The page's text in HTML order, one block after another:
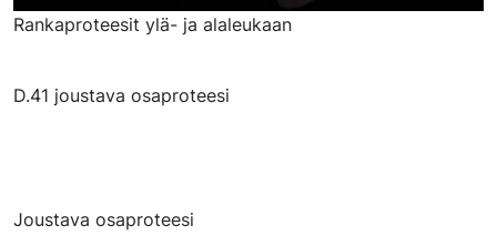
Rankaproteesit ylä- ja alaleukaan
D.41 joustava osaproteesi
Joustava osaproteesi